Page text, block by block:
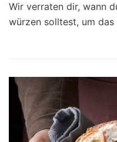
Wir verraten dir, wann
würzen solltest, um